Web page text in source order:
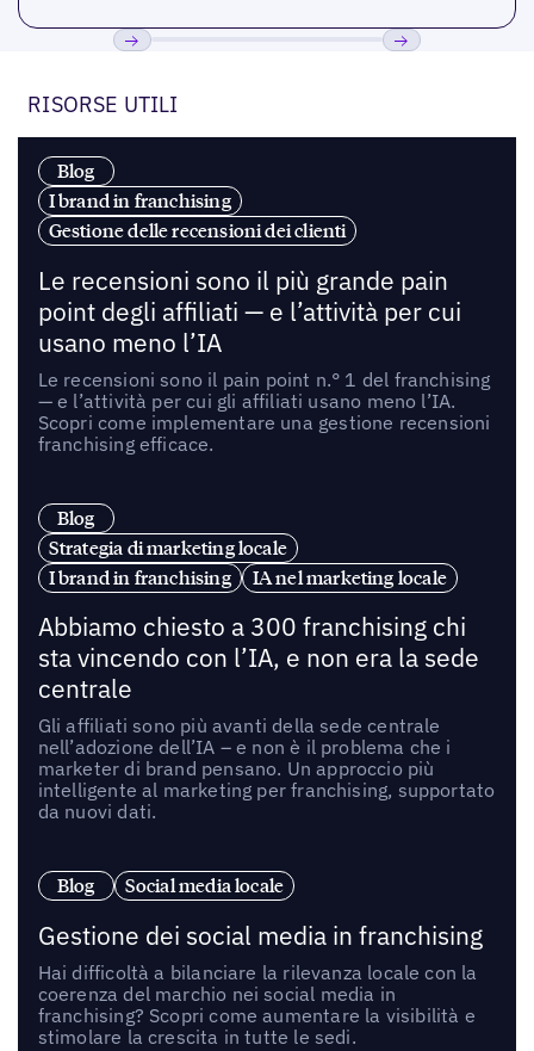
RISORSE UTILI
Blog
I brand in franchising
Gestione delle recensioni dei clienti
Le recensioni sono il più grande pain
point degli affiliati — e l’attività per cui
usano meno l’IA
Le recensioni sono il pain point n.° 1 del franchising
— e l’attività per cui gli affiliati usano meno l’IA.
Scopri come implementare una gestione recensioni
franchising efficace.
Blog
Strategia di marketing locale
I brand in franchising
IA nel marketing locale
Abbiamo chiesto a 300 franchising chi
sta vincendo con l’IA, e non era la sede
centrale
Gli affiliati sono più avanti della sede centrale
nell’adozione dell’IA – e non è il problema che i
marketer di brand pensano. Un approccio più
intelligente al marketing per franchising, supportato
da nuovi dati.
Blog Social media locale
Gestione dei social media in franchising
Hai difficoltà a bilanciare la rilevanza locale con la
coerenza del marchio nei social media in
franchising? Scopri come aumentare la visibilità e
stimolare la crescita in tutte le sedi.